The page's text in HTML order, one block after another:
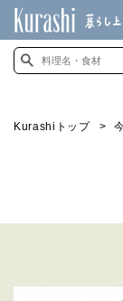
Kurashiトップ